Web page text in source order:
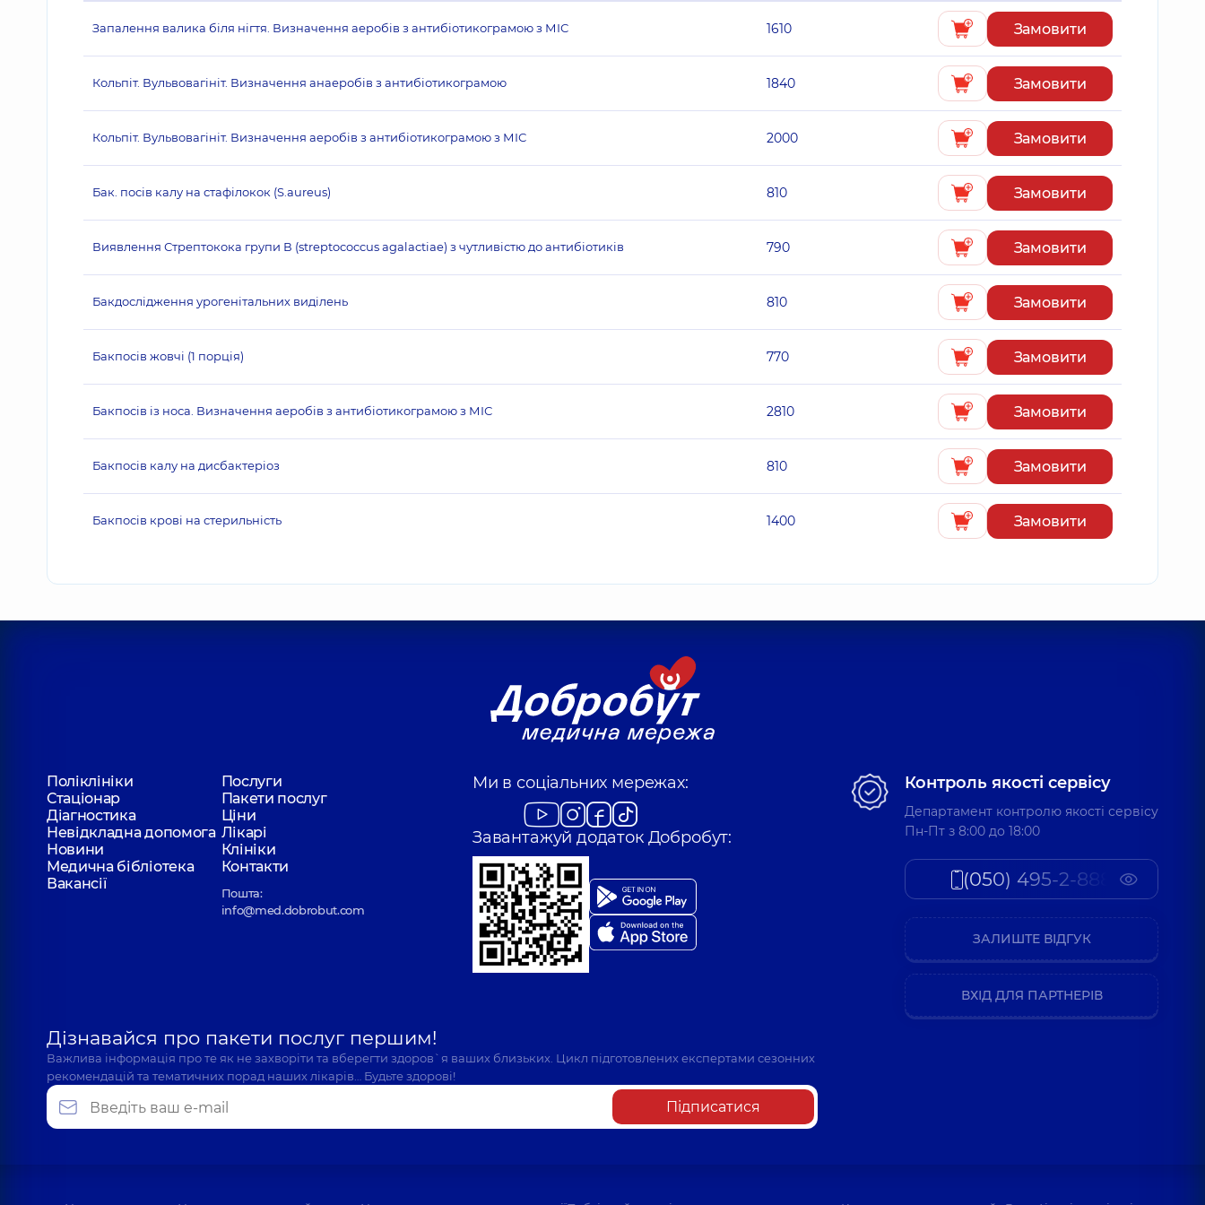
Запалення валика біля нігтя. Визначення аеробів з антибіотикограмою з МІС 1610 Замовити
Кольпіт. Вульвовагініт. Визначення анаеробів з антибіотикограмою 1840 Замовити
Кольпіт. Вульвовагініт. Визначення аеробів з антибіотикограмою з МІС 2000 Замовити
Бак. посів калу на стафілокок (S.aureus) 810 Замовити
Виявлення Стрептокока групи В (streptococcus agalactiae) з чутливістю до антибіотиків 790 Замовити
Бакдослідження урогенітальних виділень 810 Замовити
Бакпосів жовчі (1 порція) 770 Замовити
Бакпосів із носа. Визначення аеробів з антибіотикограмою з МІС 2810 Замовити
Бакпосів калу на дисбактеріоз 810 Замовити
Бакпосів крові на стерильність 1400 Замовити
Поліклініки
Послуги
Стаціонар
Пакети послуг
Діагностика
Ціни
Невідкладна допомога Лікарі
Новини
Клініки
Медична бібліотека
Контакти
Вакансії
Пошта:
info@med.dobrobut.com
Ми в соціальних мережах:
Завантажуй додаток Добробут:
Дізнавайся про пакети послуг першим!
Важлива інформація про те як не захворіти та вберегти здоров`я ваших близьких. Цикл підготовлених експертами сезонних
рекомендацій та тематичних порад наших лікарів… Будьте здорові!
Підписатися
Контроль якості сервісу
Департамент контролю якості сервісу
Пн-Пт з 8:00 до 18:00
(050) 495-2-888
ЗАЛИШТЕ ВІДГУК
ВХІД ДЛЯ ПАРТНЕРІВ